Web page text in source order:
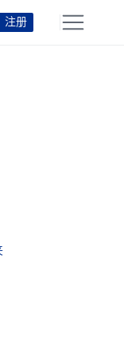
注册